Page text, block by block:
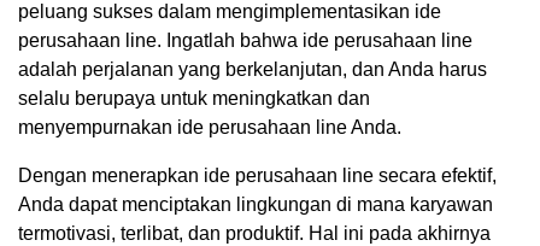
peluang sukses dalam mengimplementasikan ide
perusahaan line. Ingatlah bahwa ide perusahaan line
adalah perjalanan yang berkelanjutan, dan Anda harus
selalu berupaya untuk meningkatkan dan
menyempurnakan ide perusahaan line Anda.
Dengan menerapkan ide perusahaan line secara efektif,
Anda dapat menciptakan lingkungan di mana karyawan
termotivasi, terlibat, dan produktif. Hal ini pada akhirnya